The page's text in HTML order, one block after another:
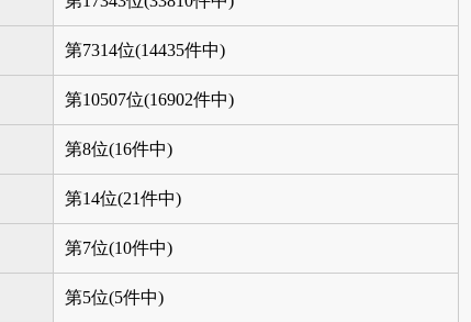
第7314位(14435件中)
第10507位(16902件中)
第8位(16件中)
第14位(21件中)
第7位(10件中)
第5位(5件中)